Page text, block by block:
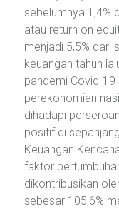
sebelumnya 1,4%
atau return on
menjadi 5,5% dari
keuangan tahun
pandemi Covid-
perekonomian
dihadapi
positif di
Keuangan
faktor
dikontribusikan
sebesar 105,6%